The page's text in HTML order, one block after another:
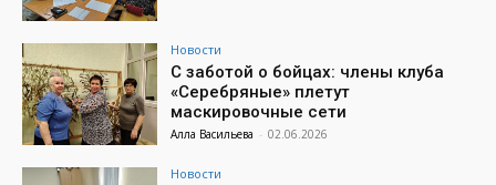
Новости
С заботой о бойцах: члены клуба
«Серебряные» плетут
маскировочные сети
Алла Васильева - 02.06.2026
Новости